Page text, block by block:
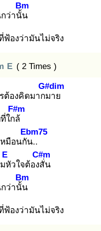
กว่านั้น
Bm
ฟ้องว่ามันไม่จริง
E ( 2 Times )
ต้องคิดมากม
G#dim
าย
ใกล้
F#m
หมือนกัน
Ebm75
..
หั
E
วใจต้องสั่
C#m
น
กว่านั้น
Bm
ฟ้องว่ามันไม่จริง